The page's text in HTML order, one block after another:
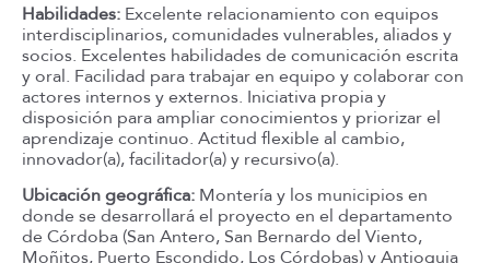
Habilidades: Excelente relacionamiento con equipos
interdisciplinarios, comunidades vulnerables, aliados y
socios. Excelentes habilidades de comunicación escrita
y oral. Facilidad para trabajar en equipo y colaborar con
actores internos y externos. Iniciativa propia y
disposición para ampliar conocimientos y priorizar el
aprendizaje continuo. Actitud flexible al cambio,
innovador(a), facilitador(a) y recursivo(a).
Ubicación geográfica: Montería y los municipios en
donde se desarrollará el proyecto en el departamento
de Córdoba (San Antero, San Bernardo del Viento,
Moñitos, Puerto Escondido, Los Córdobas) y Antioquia